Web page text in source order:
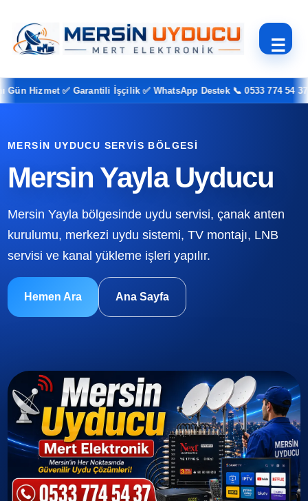
☰
Hizmet ✅ Garantili İşçilik ✅ WhatsApp Destek 📞 0533 774 54 37
MERSIN UYDUCU SERVIS BÖLGESI
Mersin Yayla Uyducu
Mersin Yayla bölgesinde uydu servisi, çanak anten
kurulumu, merkezi uydu sistemi, TV montajı, LNB
servisi ve kanal yükleme işleri yapılır.
Hemen Ara Ana Sayfa